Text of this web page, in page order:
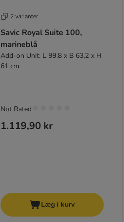
2 varianter
Savic Royal Suite 100,
marineblå
Add-on Unit: L 99,8 x B 63,2 x H
61 cm
1.119,90 kr
Not Rated
Læg i kurv